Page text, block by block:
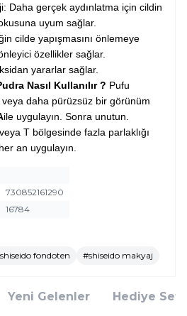
Daha gerçek aydınlatma için cildin
uyum sağlar.
cilde yapışmasını önlemeye
özellikler sağlar.
yararlar sağlar.
Nasıl Kullanılır ? Pufu
veya daha pürüzsüz bir görünüm
ile uygulayın. Sonra unutun.
T bölgesinde fazla parlaklığı
an uygulayın.
730852161290
16784
fondoten #shiseido makyaj
Yeni Gelenler Hediye